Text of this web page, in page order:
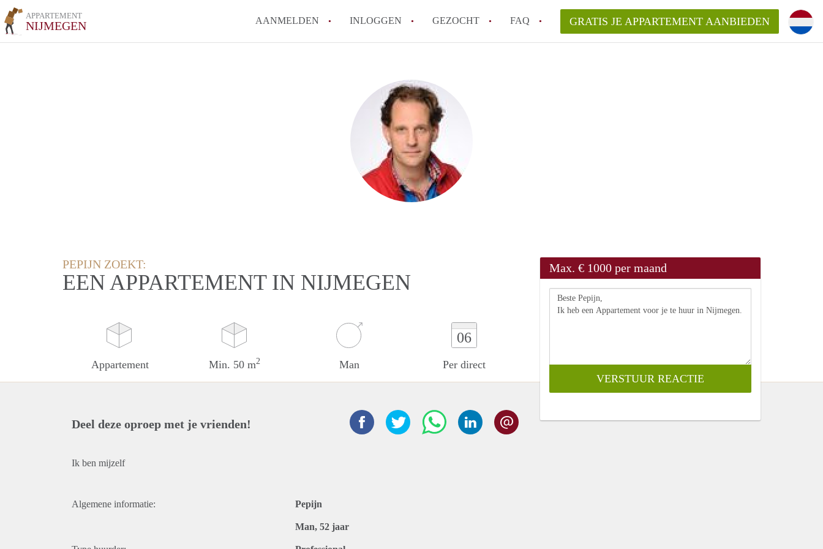
APPARTEMENT
NIJMEGEN AANMELDEN INLOGGEN GEZOCHT FAQ
Wat is AppartementNijmegen?
Hoeveel kost het om te reageren op een Appartement in Nijmegen?
Wat is de privacyverklaring van AppartementNijmegen?
Berekent AppartementNijmegen
makelaarsvergoeding/bemiddelingsvergoeding?
Is AppartementNijmegen verantwoordelijk voor het aangeboden
Appartement / Appartementen in Nijmegen?
Alle veelgestelde vragen
GRATIS JE APPARTEMENT AANBIEDEN
PEPIJN ZOEKT:
EEN APPARTEMENT IN NIJMEGEN
Appartement Min. 50 m2 Man
06
Per direct
Max. € 1000 per maand
Deel deze oproep met je vrienden!
Ik ben mijzelf
Algemene informatie: Pepijn
Man, 52 jaar